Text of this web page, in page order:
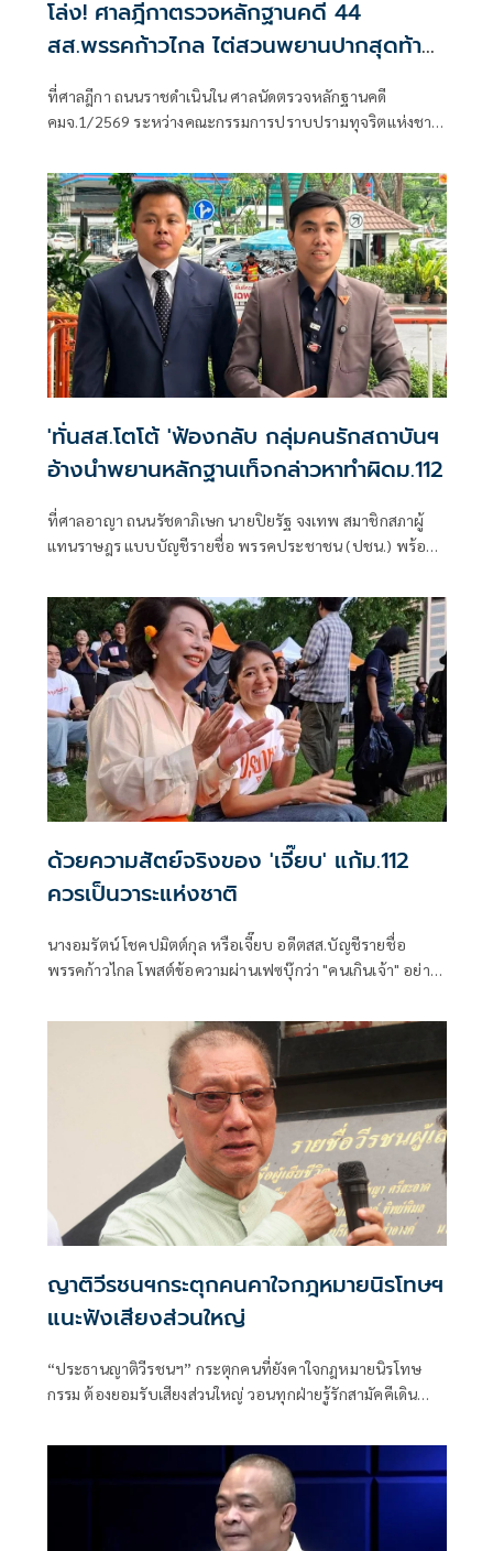
โล่ง! ศาลฎีกาตรวจหลักฐานคดี 44
สส.พรรคก้าวไกล ไต่สวนพยานปากสุดท้าย
18 พ.ค.ปีหน้าก่อนนัดตัดสิน
ที่ศาลฎีกา ถนนราชดำเนินใน ศาลนัดตรวจหลักฐานคดี
คมจ.1/2569 ระหว่างคณะกรรมการปราบปรามทุจริตแห่งชาติ
'ทั่นสส.โตโต้ 'ฟ้องกลับ กลุ่มคนรักสถาบันฯ
อ้างนำพยานหลักฐานเท็จกล่าวหาทำผิดม.112
ที่ศาลอาญา ถนนรัชดาภิเษก นายปิยรัฐ จงเทพ สมาชิกสภาผู้
แทนราษฎร แบบบัญชีรายชื่อ พรรคประชาชน (ปชน.) พร้อม
ด้วยความสัตย์จริงของ 'เจี๊ยบ' แก้ม.112
ควรเป็นวาระแห่งชาติ
นางอมรัตน์ โชคปมิตต์กุล หรือเจี๊ยบ อดีตสส.บัญชีรายชื่อ
พรรคก้าวไกล โพสต์ข้อความผ่านเฟซบุ๊กว่า "คนเกินเจ้า" อย่าง
ญาติวีรชนฯกระตุกคนคาใจกฎหมายนิรโทษฯ
แนะฟังเสียงส่วนใหญ่
“ประธานญาติวีรชนฯ” กระตุกคนที่ยังคาใจกฎหมายนิรโทษ
กรรม ต้องยอมรับเสียงส่วนใหญ่ วอนทุกฝ่ายรู้รักสามัคคีเดิน
เป็น ”พระราชอำนาจ” ผู้ใดจะละเมิดมิได้เผยผู้มีอายุต่ำกว่า 18
ปีส่วนใหญ่เข้าสู่กระบวนการฟื้นฟูเกือบหมดแล้ว แนะคนที่โดน
คดีม.112 ให้ขอพระราชทานอภัยโทษเป็นรายบุคคลได้